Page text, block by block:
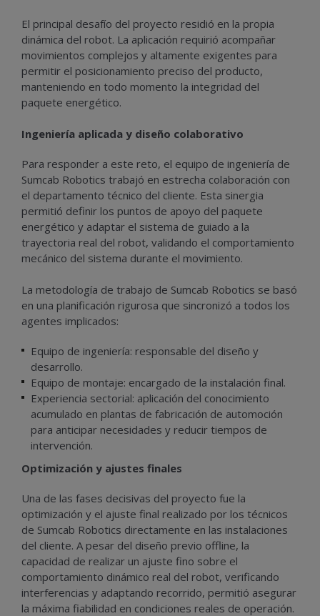
El principal desafío del proyecto residió en la propia
dinámica del robot. La aplicación requirió acompañar
movimientos complejos y altamente exigentes para
permitir el posicionamiento preciso del producto,
manteniendo en todo momento la integridad del
paquete energético.
Ingeniería aplicada y diseño colaborativo
Para responder a este reto, el equipo de ingeniería de
Sumcab Robotics trabajó en estrecha colaboración con
el departamento técnico del cliente. Esta sinergia
permitió definir los puntos de apoyo del paquete
energético y adaptar el sistema de guiado a la
trayectoria real del robot, validando el comportamiento
mecánico del sistema durante el movimiento.
La metodología de trabajo de Sumcab Robotics se basó
en una planificación rigurosa que sincronizó a todos los
agentes implicados:
Equipo de ingeniería: responsable del diseño y
desarrollo.
Equipo de montaje: encargado de la instalación final.
Experiencia sectorial: aplicación del conocimiento
acumulado en plantas de fabricación de automoción
para anticipar necesidades y reducir tiempos de
intervención.
Optimización y ajustes finales
Una de las fases decisivas del proyecto fue la
optimización y el ajuste final realizado por los técnicos
de Sumcab Robotics directamente en las instalaciones
del cliente. A pesar del diseño previo offline, la
capacidad de realizar un ajuste fino sobre el
comportamiento dinámico real del robot, verificando
interferencias y adaptando recorrido, permitió asegurar
la máxima fiabilidad en condiciones reales de operación.